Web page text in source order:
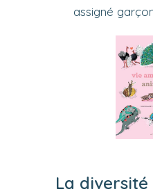
assigné
La